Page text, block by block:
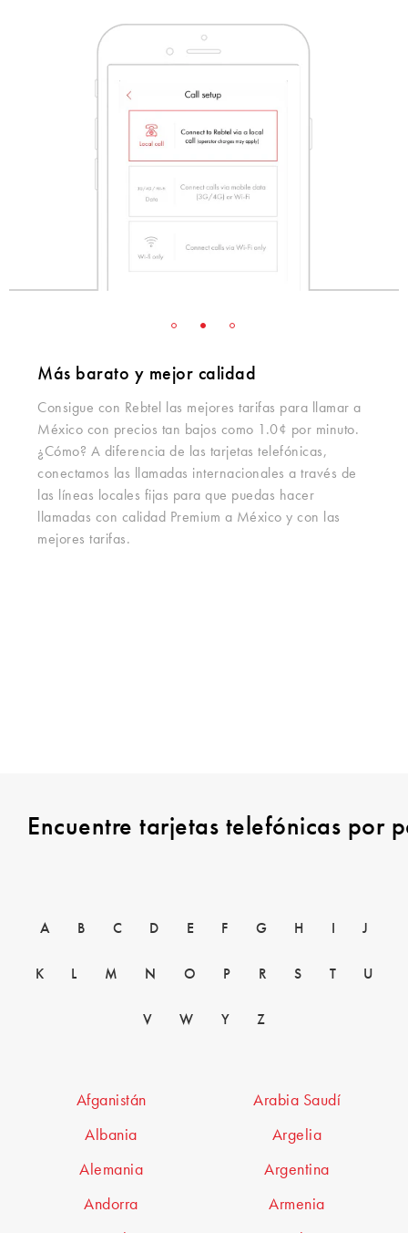
Más barato y mejor calidad
Consigue con Rebtel las mejores tarifas para llamar a
México con precios tan bajos como 1.0¢ por minuto.
¿Cómo? A diferencia de las tarjetas telefónicas,
conectamos las llamadas internacionales a través de
las líneas locales fijas para que puedas hacer
llamadas con calidad Premium a México y con las
mejores tarifas.
Encuentre tarjetas telefónicas por
A B C D E F G H J
K L M N O P R S T U
V W Y Z
Afganistán
Albania
Alemania
Andorra
Arabia Saudí
Argelia
Argentina
Armenia